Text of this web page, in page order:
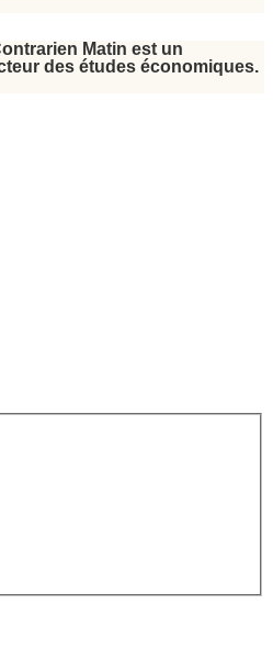
Matin est un
des études économiques.